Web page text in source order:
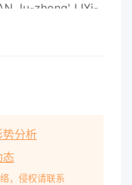
Ju-zhong' LIXi-
Sci- tech
of Agriculture
efect of
film of
分析
态
，侵权请联系